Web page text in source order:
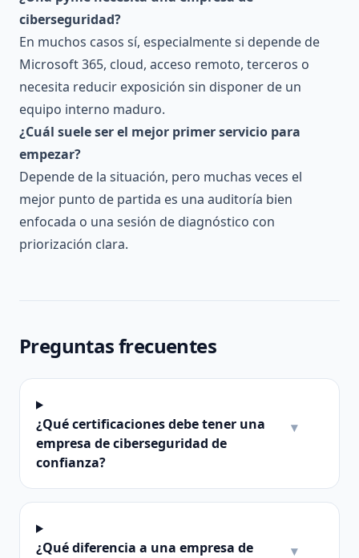
ciberseguridad?
En muchos casos sí, especialmente si depende de
Microsoft 365, cloud, acceso remoto, terceros o
necesita reducir exposición sin disponer de un
equipo interno maduro.
¿Cuál suele ser el mejor primer servicio para
empezar?
Depende de la situación, pero muchas veces el
mejor punto de partida es una auditoría bien
enfocada o una sesión de diagnóstico con
priorización clara.
Preguntas frecuentes
¿Qué certificaciones debe tener una
empresa de ciberseguridad de
confianza?
▾
¿Qué diferencia a una empresa de
▾